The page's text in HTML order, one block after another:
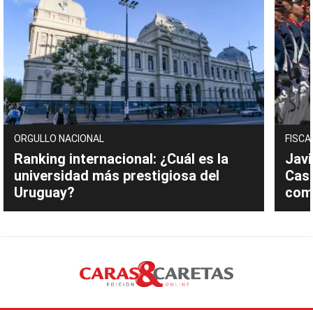
ORGULLO NACIONAL
Ranking internacional: ¿Cuál es la
universidad más prestigiosa del
Uruguay?